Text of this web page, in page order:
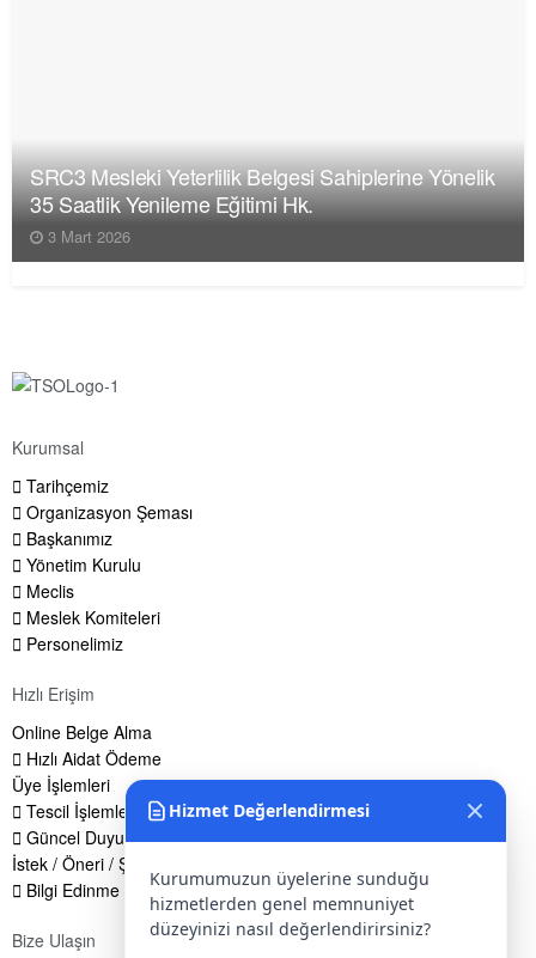
SRC3 Mesleki Yeterlilik Belgesi Sahiplerine Yönelik
35 Saatlik Yenileme Eğitimi Hk.
3 Mart 2026
Kurumsal
Tarihçemiz
Organizasyon Şeması
Başkanımız
Yönetim Kurulu
Meclis
Meslek Komiteleri
Personelimiz
Hızlı Erişim
Online Belge Alma
Hızlı Aidat Ödeme
Üye İşlemleri
Tescil İşlemleri
Güncel Duyurular
İstek / Öneri / Şikayet Formu
Bilgi Edinme Hakkı
Bize Ulaşın
Hizmet Değerlendirmesi
Kurumumuzun üyelerine sunduğu
hizmetlerden genel memnuniyet
düzeyinizi nasıl değerlendirirsiniz?